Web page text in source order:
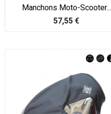
Manchons Moto-Scooter...
Prix
57,55 €